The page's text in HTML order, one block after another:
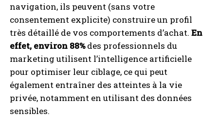
navigation, ils peuvent (sans votre
consentement explicite) construire un profil
très détaillé de vos comportements d’achat. En
effet, environ 88%des professionnels du
marketing utilisent l’intelligence artificielle
pour optimiser leur ciblage, ce qui peut
également entraîner des atteintes à la vie
privée, notamment en utilisant des données
sensibles.